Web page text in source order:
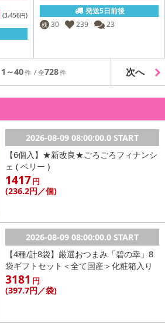
(3,456円) 発送5日前後
残 30 239 23
1～40 728 次へ
2026-08-09 08:00:00.0 START
【6個入】★新改良★ごろごろフィナンシ
ェ ( ベリー )
1417円
(236.2円 ／個)
2026-08-09 08:00:00.0 START
【4種/計8袋】厳選おつまみ「碧の幸」8
袋ギフトセット＜全て国産＞化粧箱入り
3181 円
(397.7円／袋)